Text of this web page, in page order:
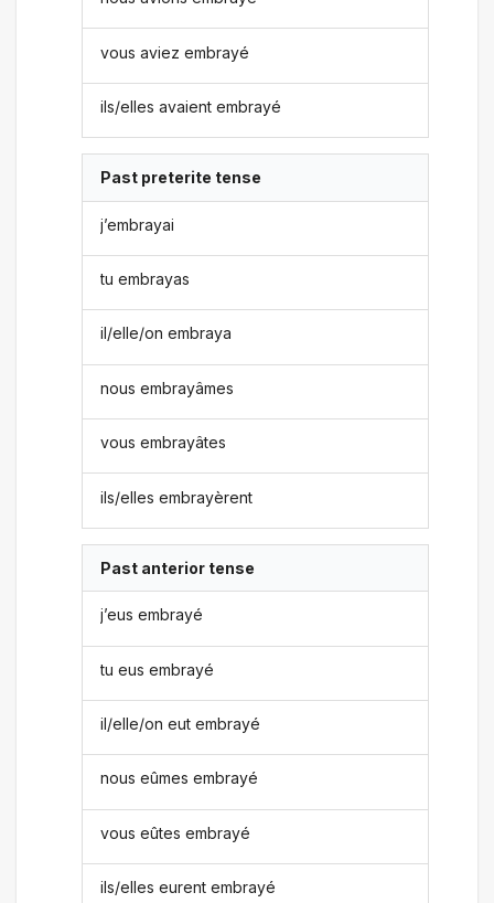
vous aviez embrayé
ils/elles avaient embrayé
Past preterite tense
j’embrayai
tu embrayas
il/elle/on embraya
nous embrayâmes
vous embrayâtes
ils/elles embrayèrent
Past anterior tense
j’eus embrayé
tu eus embrayé
il/elle/on eut embrayé
nous eûmes embrayé
vous eûtes embrayé
ils/elles eurent embrayé